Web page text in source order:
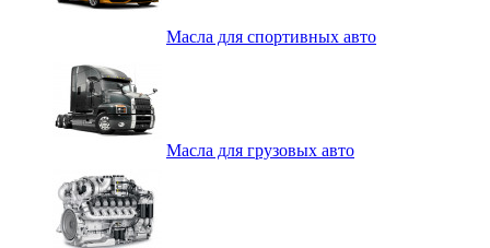
Масла для спортивных авто
Масла для грузовых авто